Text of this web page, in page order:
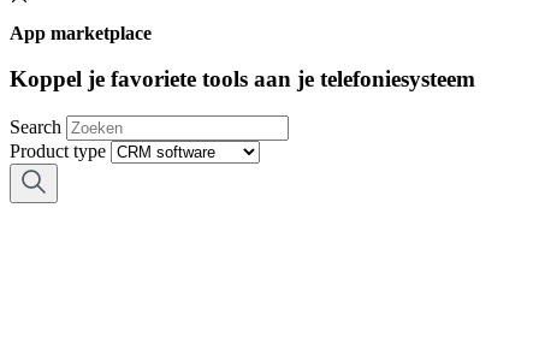
App marketplace
Koppel je favoriete tools aan je telefoniesysteem
Search
Product type